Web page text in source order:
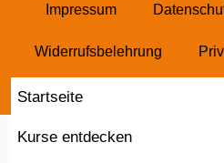
Impressum
Widerrufsbelehrung
Historie Privatsphäre
Startseite
Kurse entdecken